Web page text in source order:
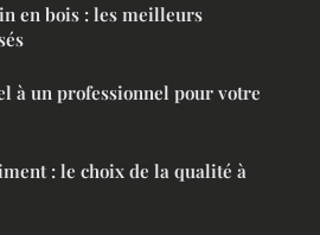
en bois : les meilleurs
à un professionnel pour votre
: le choix de la qualité à